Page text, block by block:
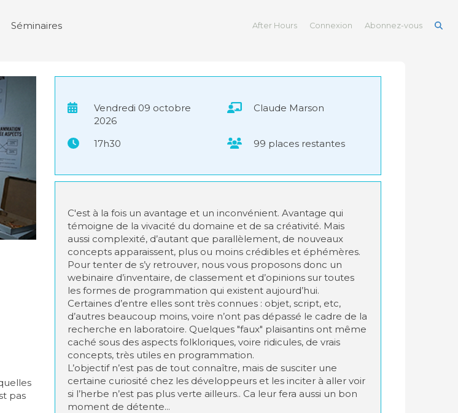
Séminaires After Hours Connexion Abonnez-vous
pas
Vendredi 09 octobre
2026
Claude Marson
17h30 99 places restantes
C'est à la fois un avantage et un inconvénient. Avantage qui
témoigne de la vivacité du domaine et de sa créativité. Mais
aussi complexité, d’autant que parallèlement, de nouveaux
concepts apparaissent, plus ou moins crédibles et éphémères.
Pour tenter de s’y retrouver, nous vous proposons donc un
webinaire d’inventaire, de classement et d’opinions sur toutes
les formes de programmation qui existent aujourd’hui.
Certaines d’entre elles sont très connues : objet, script, etc,
d’autres beaucoup moins, voire n’ont pas dépassé le cadre de la
recherche en laboratoire. Quelques "faux" plaisantins ont même
caché sous des aspects folkloriques, voire ridicules, de vrais
concepts, très utiles en programmation.
L’objectif n’est pas de tout connaître, mais de susciter une
certaine curiosité chez les développeurs et les inciter à aller voir
si l’herbe n’est pas plus verte ailleurs.. Ca leur fera aussi un bon
moment de détente...